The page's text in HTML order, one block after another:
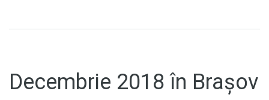
Decembrie 2018 în Brașov